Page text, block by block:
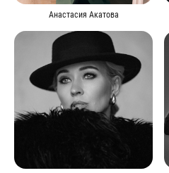
Анастасия Акатова